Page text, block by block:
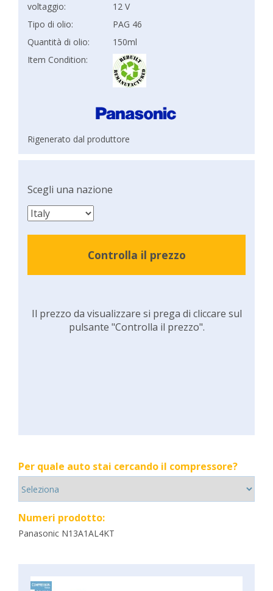
voltaggio:
12 V
Tipo di olio:
PAG 46
Quantità di olio:
150ml
Item Condition:
Rigenerato dal produttore
Scegli una nazione
Controlla il prezzo
Il prezzo da visualizzare si prega di cliccare sul
pulsante "Controlla il prezzo".
Per quale auto stai cercando il compressore?
Numeri prodotto:
Panasonic N13A1AL4KT